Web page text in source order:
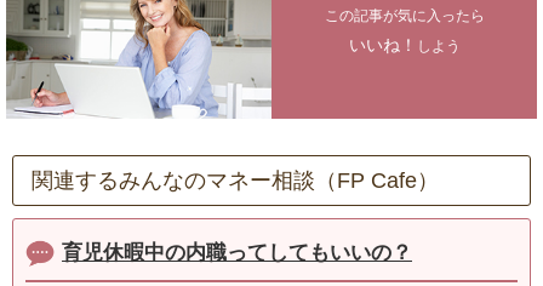
この記事が気に入ったら
いいね！ しよう
関連するみんなのマネー相談（FP Cafe）
育児休暇中の内職ってしてもいいの？